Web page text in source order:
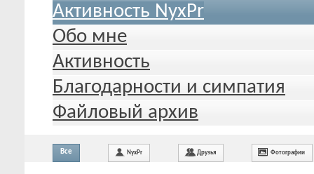
Активность NyxPr
Обо мне
Активность
Благодарности и симпатия
Файловый архив
Все NyxPr Друзья Фотографии